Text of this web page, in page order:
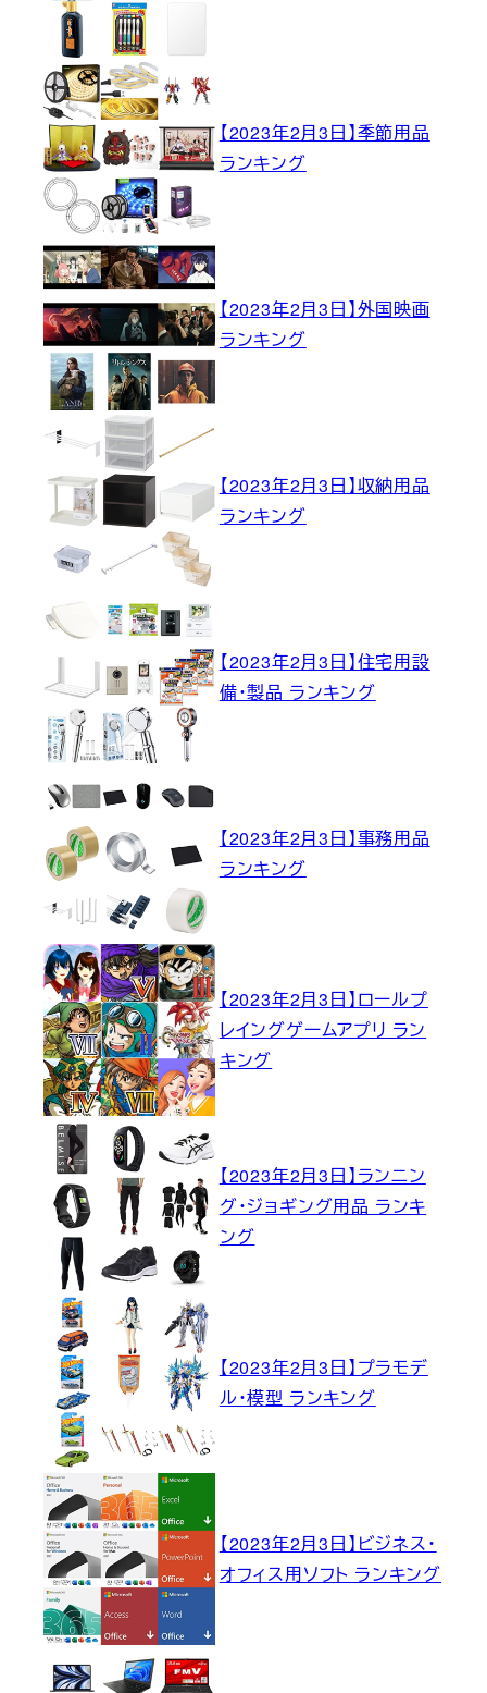
【2023年2月3日】季節用品
ランキング
【2023年2月3日】外国映画
ランキング
【2023年2月3日】収納用品
ランキング
【2023年2月3日】住宅用設
備・製品 ランキング
【2023年2月3日】事務用品
ランキング
【2023年2月3日】ロールプ
レイングゲームアプリ ラン
キング
【2023年2月3日】ランニン
グ・ジョギング用品 ランキ
ング
【2023年2月3日】プラモデ
ル・模型 ランキング
【2023年2月3日】ビジネス・
オフィス用ソフト ランキング